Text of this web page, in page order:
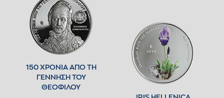
150 ΧΡΟΝΙΑ ΑΠΟ ΤΗ
ΓΕΝΝΗΣΗ ΤΟΥ
ΘΕΟΦΙΛΟΥ